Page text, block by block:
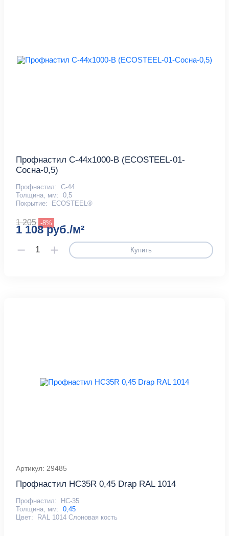
Профнастил С-44x1000-B (ECOSTEEL-01-
Сосна-0,5)
Профнастил: С-44
Толщина, мм: 0,5
Покрытие:
ECOSTEEL®
1 205 -8%
1 108 руб./м²
Купить
Артикул: 29485
Профнастил HC35R 0,45 Drap RAL 1014
Профнастил:
НС-35
Толщина, мм: 0,45
Цвет:
RAL 1014 Слоновая кость